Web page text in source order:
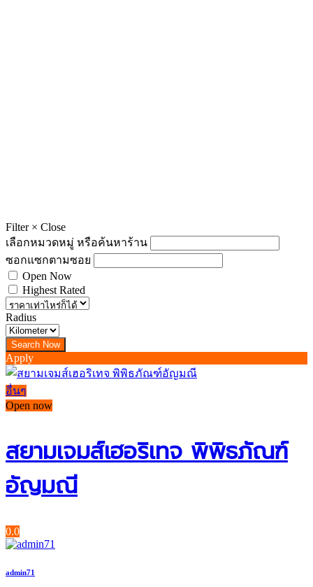
Filter × Close
เลือกหมวดหมู่ หรือค้นหาร้าน
ซอกแซกตามซอย
Open Now
Highest Rated
Radius
Apply
อื่นๆ
Open now
สยามเจมส์เฮอริเทจ พิพิธภัณฑ์
อัญมณี
0.0
admin71